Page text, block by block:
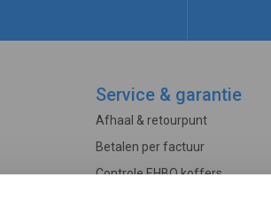
Service & garantie
Afhaal & retourpunt
Betalen per factuur
Controle EHBO koffers